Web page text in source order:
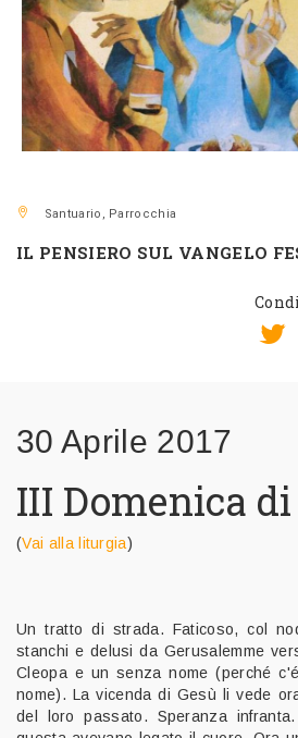
Santuario, Parrocchia
IL PENSIERO SUL VANGELO
30 Aprile 2017
III Domenica
(Vai alla liturgia)
Un tratto di strada. Faticoso, col
stanchi e delusi da Gerusalemme
Cleopa e un senza nome (perché
nome). La vicenda di Gesù li vede
del loro passato. Speranza